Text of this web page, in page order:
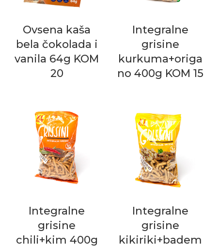
Ovsena kaša
bela čokolada i
vanila 64g KOM
20
Integralne
grisine
kurkuma+origa
no 400g KOM 15
Integralne
grisine
chili+kim 400g
Integralne
grisine
kikiriki+badem